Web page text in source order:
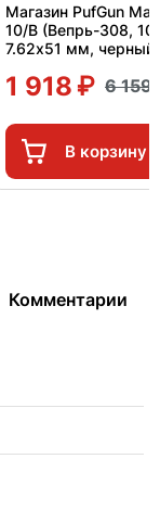
Магазин PufGun
10/B (Вепрь-308, 10
7.62х51 мм, черный)
1 918 6 159
В корзину
Комментарии